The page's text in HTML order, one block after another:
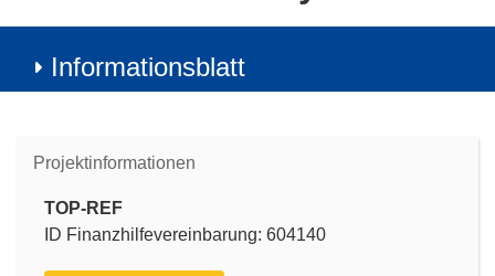
Informationsblatt
Projektinformationen
TOP-REF
ID Finanzhilfevereinbarung: 604140